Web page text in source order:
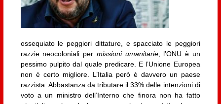
ossequiato le peggiori dittature, e spacciato le peggiori
razzie neocoloniali per missioni umanitarie, l’ONU è un
pessimo pulpito dal quale predicare. E l’Unione Europea
non è certo migliore. L’Italia però è davvero un paese
razzista. Abbastanza da tributare il 33% delle intenzioni di
voto a un ministro dell’Interno che finora non ha fatto